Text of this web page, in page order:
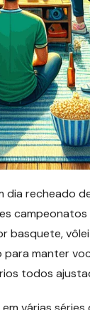
recheado
campeonatos
basquete,
manter
todos